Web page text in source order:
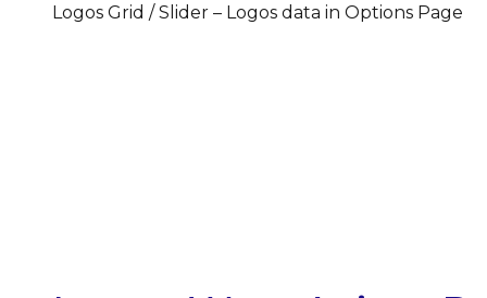
Logos Grid / Slider – Logos data in Options Page